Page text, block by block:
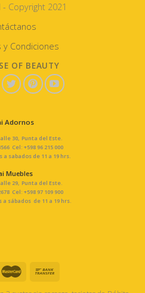
- Copyright 2021
y Condiciones
OF BEAUTY
Adornos
30, Punta del Este.
Cel: +598 96 215 000
sabados de 11 a 19 hrs.
Muebles
29, Punta del Este.
Cel: +598 97 109 900
sábados de 11 a 19 hrs.